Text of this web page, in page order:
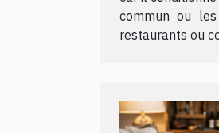
commun ou
restaurants ou